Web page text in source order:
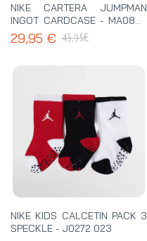
NIKE CARTERA JUMPMAN
INGOT CARDCASE - MA0820
023
29,95 € 43,95€
NIKE KIDS CALCETIN PACK 3
SPECKLE - J0272 023